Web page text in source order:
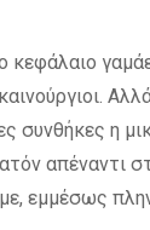
η
απέναντι
εμμέσως